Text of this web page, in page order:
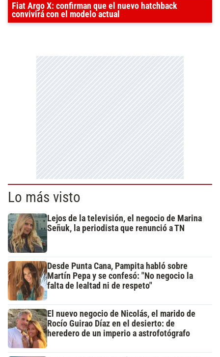
Fiat Argo X: confirman que el nuevo hatchback
convivirá con el modelo actual
Lo más visto
Lejos de la televisión, el negocio de Marina
Señuk, la periodista que renunció a TN
Desde Punta Cana, Pampita habló sobre
Martín Pepa y se confesó: "No negocio la
falta de lealtad ni de respeto"
El nuevo negocio de Nicolás, el marido de
Rocío Guirao Díaz en el desierto: de
heredero de un imperio a astrofotógrafo